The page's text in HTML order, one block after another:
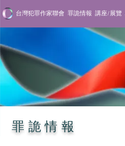
台灣犯罪作家聯會 罪詭情報 講座/展覽
罪詭情報